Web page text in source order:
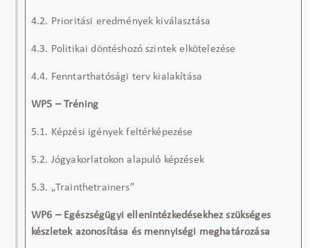
4.2. Prioritási eredmények kiválasztása
4.3. Politikai döntéshozó szintek elkötelezése
4.4. Fenntarthatósági terv kialakítása
WP5 – Tréning
5.1. Képzési igények feltérképezése
5.2. Jógyakorlatokon alapuló képzések
5.3. „Trainthetrainers”
WP6 – Egészségügyi ellenintézkedésekhez szükséges
készletek azonosítása és mennyiségi meghatározása